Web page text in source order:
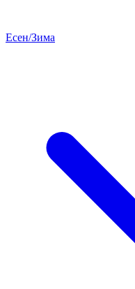
Есен/Зима